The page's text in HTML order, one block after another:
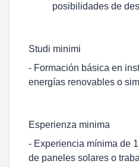
posibilidades de
Studi minimi
- Formación básica en
energías renovables o
Esperienza minima
- Experiencia mínima de
de paneles solares o